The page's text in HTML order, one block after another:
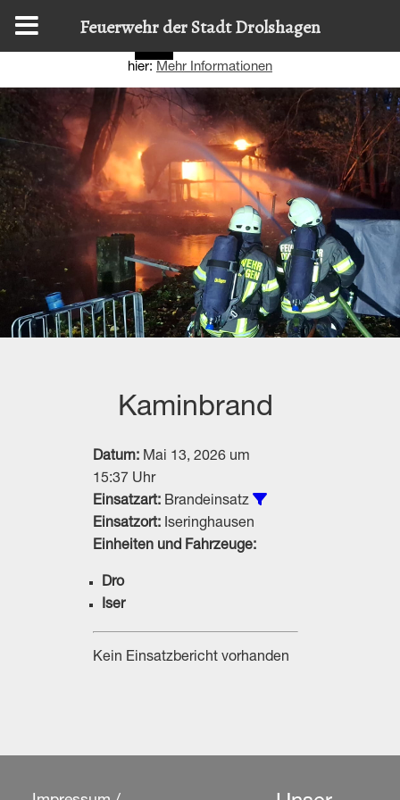
Kaminbrand
Datum:Mai 13, 2026 um
15:37 Uhr
Einsatzart:Brandeinsatz
Alle Einsätze vom
Einsatzort:Iseringhausen
Einheiten und Fahrzeuge:
Dro
Iser
Kein Einsatzbericht vorhanden
Diese Website nutzt Cookies, um bestmögliche Funktionalität
hier: Mehr Informationen
Feuerwehr der Stadt Drolshagen